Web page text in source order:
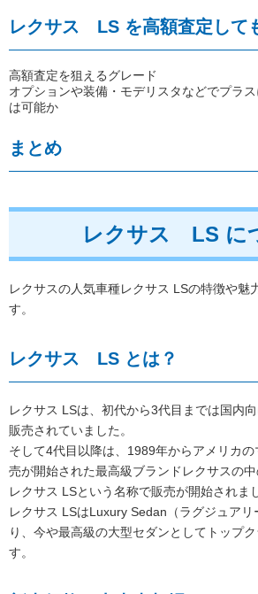
レクサス LS を高額査定して
高額査定を狙えるグレード
オプションや装備・モデリスタなどでプラ
は可能か
まとめ
レクサス LS に
レクサスの人気車種レクサス LSの特徴や魅
す。
レクサス LS とは？
レクサス LSは、初代から3代目までは国内
販売されていました。
そして4代目以降は、1989年からアメリカ
売が開始された最高級ブランドレクサスの中
レクサス LSという名称で販売が開始されま
レクサス LSはLuxury Sedan（ラグジュア
り、今や最高級の大型セダンとしてトップ
す。